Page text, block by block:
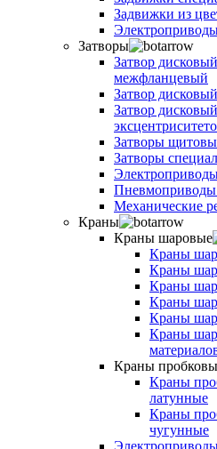
Задвижки из
Затворы
Затвор
межфланцевый
Затвор
Затвор
Затворы
Затворы
Пневмоприводы
Механические
Краны
Краны шаровые
Краны
Краны
Краны
Краны
Краны
Краны
Краны
Краны
латунные
Краны
чугунные